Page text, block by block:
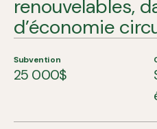
renouvelables,
d’économie
Subvention
25 000$